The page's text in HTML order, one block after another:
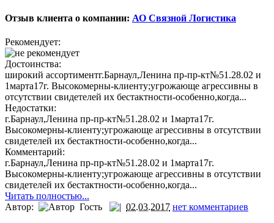
Отзыв клиента о компании: АО Связной Логистика
Рекомендует:
Достоинства:
широкий ассортиментг.Барнаул,Ленина пр-пр-кт№51.28.02 и
1марта17г. Высокомерны-клиенту;угрожающе агрессивны в
отсутствии свидетелей их бестактности-особенно,когда...
Недостатки:
г.Барнаул,Ленина пр-пр-кт№51.28.02 и 1марта17г.
Высокомерны-клиенту;угрожающе агрессивны в отсутствии
свидетелей их бестактности-особенно,когда...
Комментарий:
г.Барнаул,Ленина пр-пр-кт№51.28.02 и 1марта17г.
Высокомерны-клиенту;угрожающе агрессивны в отсутствии
свидетелей их бестактности-особенно,когда...
Читать полностью...
Автор:
Гость 02.03.2017 нет комментариев